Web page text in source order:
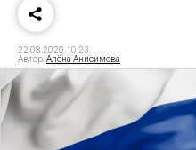
22.08.2020 10:23
Автор:Алёна Анисимова